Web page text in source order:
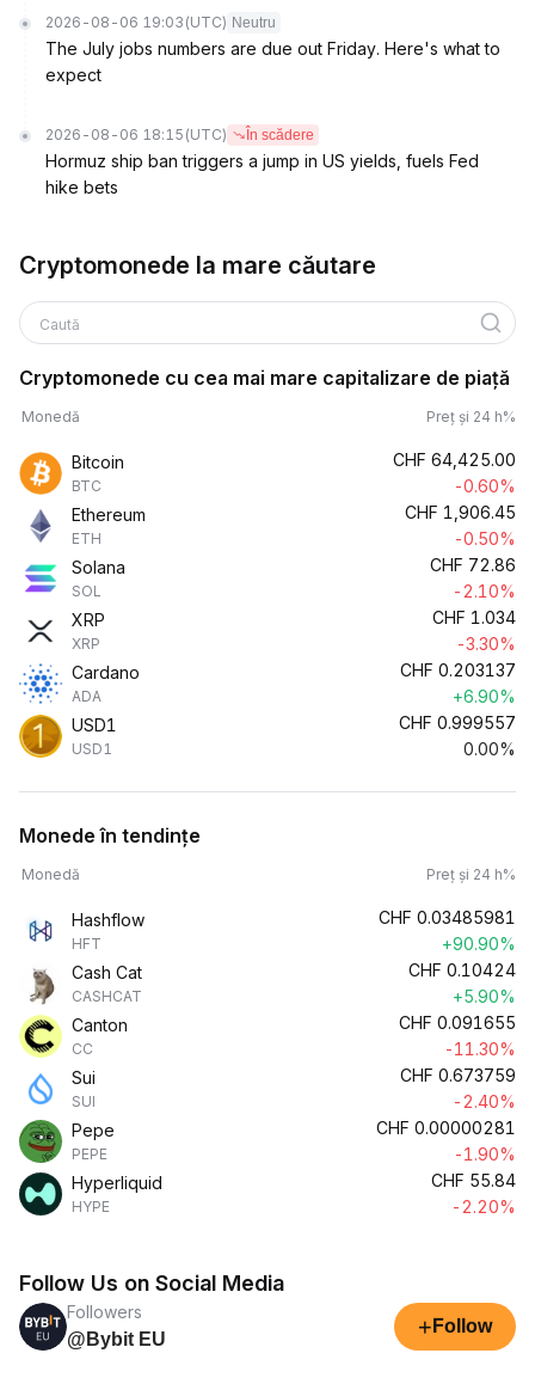
2026-08-06 19:03 (UTC) Neutru
The July jobs numbers are due out Friday. Here's what to
expect
2026-08-06 18:15 (UTC) În scădere
Hormuz ship ban triggers a jump in US yields, fuels Fed
hike bets
Cryptomonede la mare căutare
Caută
Cryptomonede cu cea mai mare capitalizare de piață
Monedă Preț și 24 h%
Bitcoin
BTC
CHF 64,425.00
-0.60%
Ethereum
ETH
CHF 1,906.45
-0.50%
Solana
SOL
CHF 72.86
-2.10%
XRP
XRP
CHF 1.034
-3.30%
Cardano
ADA
CHF 0.203137
+6.90%
USD1
USD1
CHF 0.999557
0.00%
Monede în tendințe
Monedă Preț și 24 h%
Hashflow
HFT
CHF 0.03485981
+90.90%
Cash Cat
CASHCAT
CHF 0.10424
+5.90%
Canton
CC
CHF 0.091655
-11.30%
Sui
SUI
CHF 0.673759
-2.40%
Pepe
PEPE
CHF 0.00000281
-1.90%
Hyperliquid
HYPE
CHF 55.84
-2.20%
Follow Us on Social Media
Followers
@Bybit EU
+ Follow